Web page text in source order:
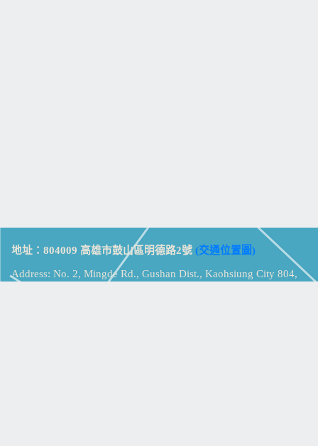
地址：804009 高雄市鼓山區明德路2號 (交通位置圖)
Address: No. 2, Mingde Rd., Gushan Dist., Kaohsiung City 804,